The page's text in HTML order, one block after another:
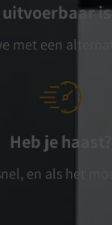
uitvoerbaar
met een
Heb je haast?
en als het